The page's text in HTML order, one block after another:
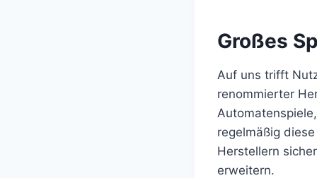
Großes
Auf uns trifft
renommierter
regelmäßig
Herstellern
erweitern.